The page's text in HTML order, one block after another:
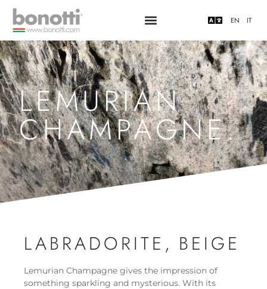
EN IT
LEMURIAN
CHAMPAGNE.
LABRADORITE , BEIGE
Lemurian Champagne gives the impression of
something sparkling and mysterious. With its